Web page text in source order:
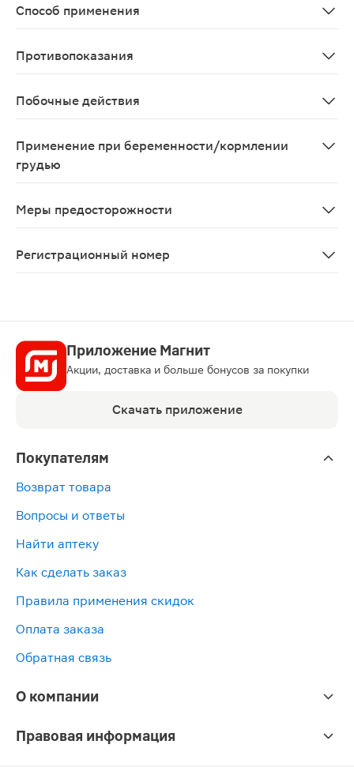
Способ применения
Противопоказания
Побочные действия
Применение при беременности/кормлении
грудью
Меры предосторожности
Регистрационный номер
Приложение Магнит
Акции, доставка и больше бонусов за покупки
Скачать приложение
Покупателям
Возврат товара
Вопросы и ответы
Найти аптеку
Как сделать заказ
Правила применения скидок
Оплата заказа
Обратная связь
О компании
Правовая информация